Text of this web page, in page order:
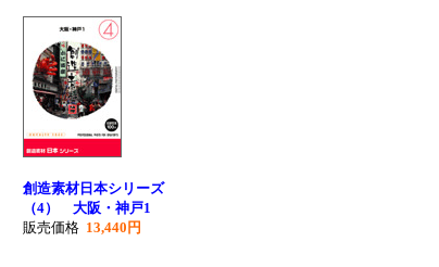
創造素材日本シリーズ
（4） 大阪・神戸1
販売価格 13,440円